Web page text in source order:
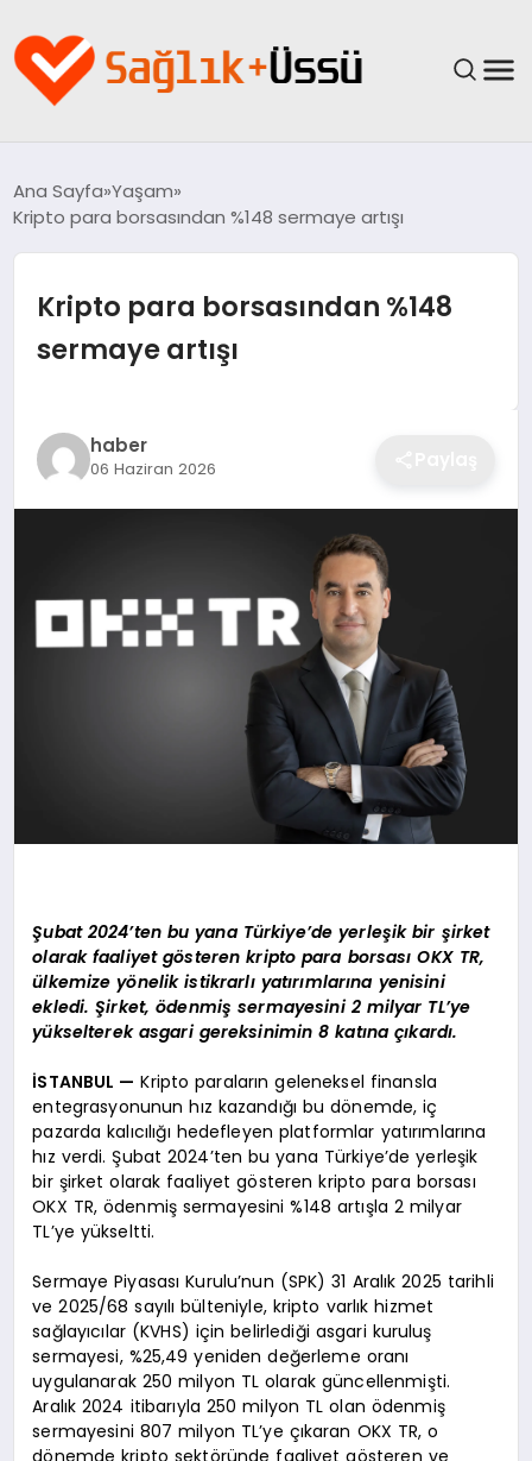
YAŞAM
SAĞLIK
GÜNCEL
BESLENME
Ana Sayfa Yaşam
Kripto para borsasından %148 sermaye artışı
Kripto para borsasından %148
sermaye artışı
haber
06 Haziran 2026
Şubat 2024’ten bu yana Türkiye’de yerleşik bir şirket
olarak faaliyet gösteren kripto para borsası OKX TR,
ülkemize yönelik istikrarlı yatırımlarına yenisini
ekledi. Şirket, ödenmiş sermayesini 2 milyar TL’ye
yükselterek asgari gereksinimin 8 katına çıkardı.
İSTANBUL — Kripto paraların geleneksel finansla
entegrasyonunun hız kazandığı bu dönemde, iç
pazarda kalıcılığı hedefleyen platformlar yatırımlarına
hız verdi. Şubat 2024’ten bu yana Türkiye’de yerleşik
bir şirket olarak faaliyet gösteren kripto para borsası
OKX TR, ödenmiş sermayesini %148 artışla 2 milyar
TL’ye yükseltti.
Sermaye Piyasası Kurulu’nun (SPK) 31 Aralık 2025 tarihli
ve 2025/68 sayılı bülteniyle, kripto varlık hizmet
sağlayıcılar (KVHS) için belirlediği asgari kuruluş
sermayesi, %25,49 yeniden değerleme oranı
uygulanarak 250 milyon TL olarak güncellenmişti.
Aralık 2024 itibarıyla 250 milyon TL olan ödenmiş
sermayesini 807 milyon TL’ye çıkaran OKX TR, o
dönemde kripto sektöründe faaliyet gösteren ve